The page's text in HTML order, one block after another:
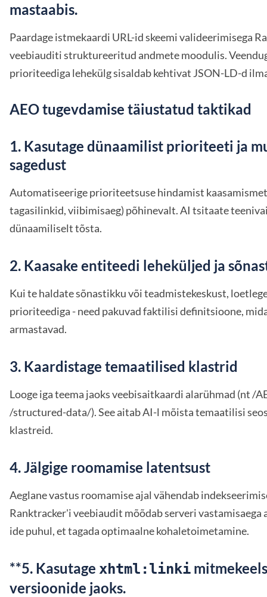
mastaabis.
Paardage istmekaardi URL-id skeemi valideerimisega
veebiauditi struktureeritud andmete moodulis.
prioriteediga lehekülg sisaldab kehtivat JSON-LD-d
AEO tugevdamise täiustatud taktikad
1. Kasutage dünaamilist prioriteeti ja
sagedust
Automatiseerige prioriteetsuse hindamist
tagasilinkid, viibimisaeg) põhinevalt. AI tsitaate
dünaamiliselt tõsta.
2. Kaasake entiteedi leheküljed ja
Kui te haldate sõnastikku või teadmistekeskust,
prioriteediga - need pakuvad faktilisi definitsioone,
armastavad.
3. Kaardistage temaatilised klastrid
Looge iga teema jaoks veebisaitkaardi alarühmad (nt /
/structured-data/). See aitab AI-l mõista temaatilisi
klastreid.
4. Jälgige roomamise latentsust
Aeglane vastus roomamise ajal vähendab
Ranktracker'i veebiaudit mõõdab serveri vastamisaega
ide puhul, et tagada optimaalne kohaletoimetamine.
**5. Kasutage xhtml:linki
versioonide jaoks.